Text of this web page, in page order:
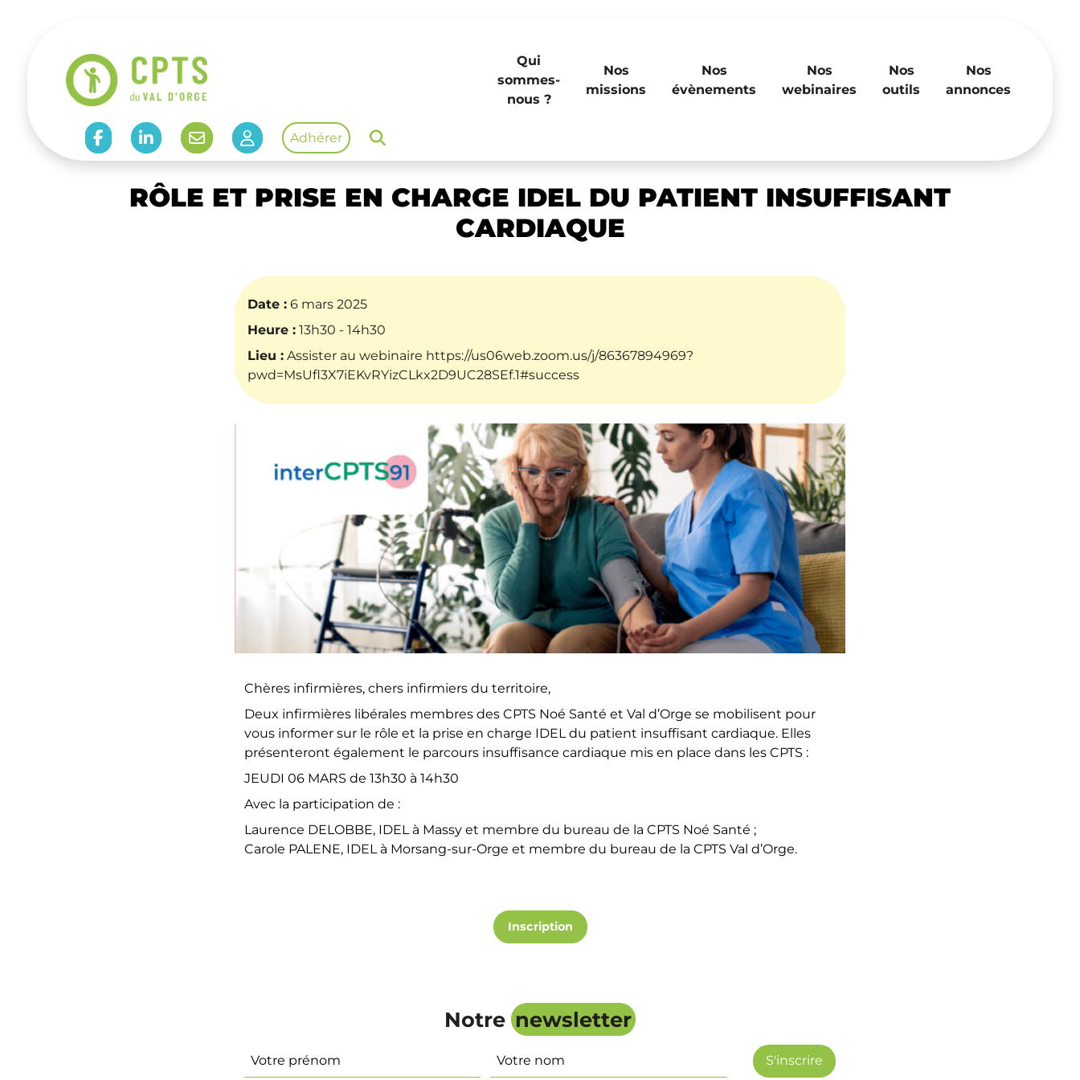
Qui
sommes-
nous ?
Nos
missions
Nos
évènements
Nos
webinaires
Nos
outils
Nos
annonces
Accéder à Facebook de CPTS
Accéder à Linkedin de CPTS
Adhérer
Accueil - Évènements - RÔLE ET PRISE EN CHARGE IDEL DU PATIENT INSUFFISANT CARDIAQUE
RÔLE ET PRISE EN CHARGE IDEL DU PATIENT INSUFFISANT
CARDIAQUE
Date : 6 mars 2025
Heure : 13h30 - 14h30
Lieu : Assister au webinaire https://us06web.zoom.us/j/86367894969?
pwd=MsUfl3X7iEKvRYizCLkx2D9UC28SEf.1#success
Chères infirmières, chers infirmiers du territoire,
Deux infirmières libérales membres des CPTS Noé Santé et Val d’Orge se mobilisent pour
vous informer sur le rôle et la prise en charge IDEL du patient insuffisant cardiaque. Elles
présenteront également le parcours insuffisance cardiaque mis en place dans les CPTS :
JEUDI 06 MARS de 13h30 à 14h30
Avec la participation de :
Laurence DELOBBE, IDEL à Massy et membre du bureau de la CPTS Noé Santé ;
Carole PALENE, IDEL à Morsang-sur-Orge et membre du bureau de la CPTS Val d’Orge.
Inscription
Notre newsletter
Identité